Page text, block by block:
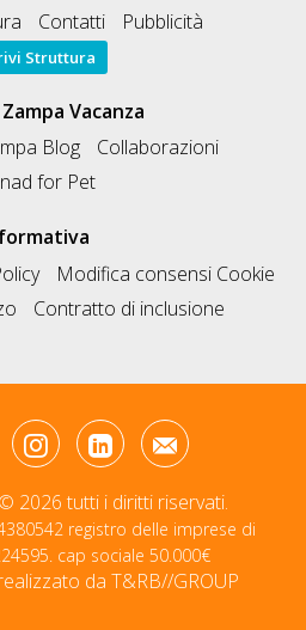
Contatti Pubblicità
Struttura
Vacanza
Blog
Collaborazioni
for Pet
Modifica consensi Cookie
Contratto di inclusione
2026 tutti i diritti riservati.
registro delle imprese di
cap sociale 50.000€
da T&RB//GROUP